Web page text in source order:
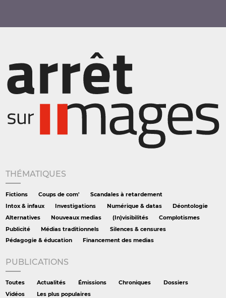
THÉMATIQUES
Fictions Coups de com'
Scandales à retardement
Intox & infaux
Investigations Numérique & datas
Déontologie
Alternatives
Nouveaux medias (In)visibilités
Complotismes
Publicité
Médias traditionnels
Silences & censures
Pédagogie & éducation
Financement des medias
PUBLICATIONS
Toutes Actualités Émissions Chroniques
Dossiers
Vidéos
Les plus populaires